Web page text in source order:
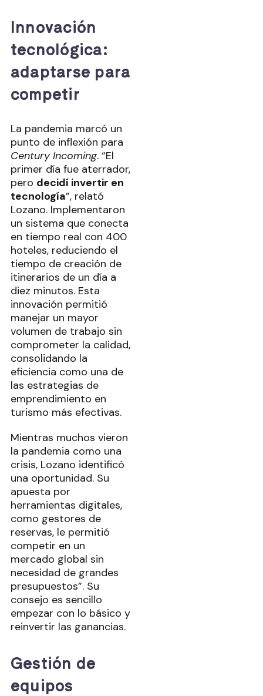
Innovación
tecnológica:
adaptarse para
competir
La pandemia marcó un
punto de inflexión para
Century Incoming. “El
primer día fue aterrador,
pero decidí invertir en
tecnología”, relató
Lozano. Implementaron
un sistema que conecta
en tiempo real con 400
hoteles, reduciendo el
tiempo de creación de
itinerarios de un día a
diez minutos. Esta
innovación permitió
manejar un mayor
volumen de trabajo sin
comprometer la calidad,
consolidando la
eficiencia como una de
las estrategias de
emprendimiento en
turismo más efectivas.
Mientras muchos vieron
la pandemia como una
crisis, Lozano identificó
una oportunidad. Su
apuesta por
herramientas digitales,
como gestores de
reservas, le permitió
competir en un
mercado global sin
necesidad de grandes
presupuestos”. Su
consejo es sencillo
empezar con lo básico y
reinvertir las ganancias.
Gestión de
equipos